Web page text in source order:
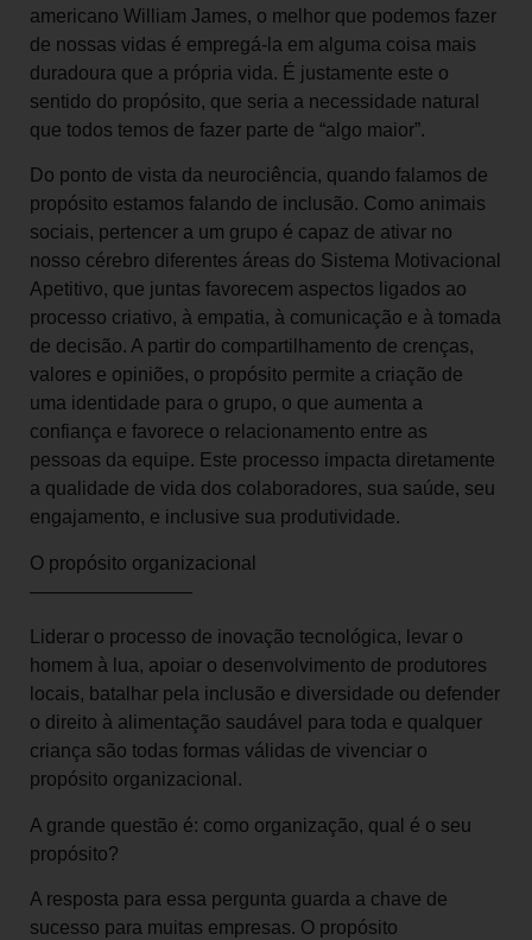
americano William James, o melhor que podemos fazer
de nossas vidas é empregá-la em alguma coisa mais
duradoura que a própria vida. É justamente este o
sentido do propósito, que seria a necessidade natural
que todos temos de fazer parte de “algo maior”.
Do ponto de vista da neurociência, quando falamos de
propósito estamos falando de inclusão. Como animais
sociais, pertencer a um grupo é capaz de ativar no
nosso cérebro diferentes áreas do Sistema Motivacional
Apetitivo, que juntas favorecem aspectos ligados ao
processo criativo, à empatia, à comunicação e à tomada
de decisão. A partir do compartilhamento de crenças,
valores e opiniões, o propósito permite a criação de
uma identidade para o grupo, o que aumenta a
confiança e favorece o relacionamento entre as
pessoas da equipe. Este processo impacta diretamente
a qualidade de vida dos colaboradores, sua saúde, seu
engajamento, e inclusive sua produtividade.
O propósito organizacional
————————–
Liderar o processo de inovação tecnológica, levar o
homem à lua, apoiar o desenvolvimento de produtores
locais, batalhar pela inclusão e diversidade ou defender
o direito à alimentação saudável para toda e qualquer
criança são todas formas válidas de vivenciar o
propósito organizacional.
A grande questão é: como organização, qual é o seu
propósito?
A resposta para essa pergunta guarda a chave de
sucesso para muitas empresas. O propósito